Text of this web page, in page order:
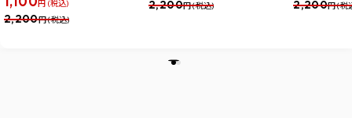
円 (税込)
2,200円 (税込)
2,200円 (税込) 2,200円 (税